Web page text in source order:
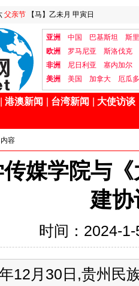
父亲节 【马】乙未月 甲寅日
亚洲 中国 巴基斯坦
斯
欧洲
罗马尼亚
斯洛伐克
非洲
尼日利亚
塞内加尔
美洲
美国 加拿大 厄瓜
港澳新闻 台湾新闻 大使访谈
容
媒学院与
建协
时间：2024-
12月30日,贵州民